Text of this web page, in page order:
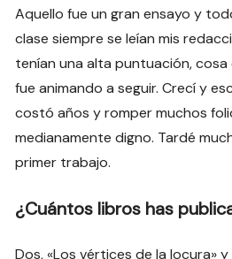
Aquello fue un gran ensayo y
clase siempre se leían mis
tenían una alta puntuación,
fue animando a seguir. Crecí y
costó años y romper muchos
medianamente digno. Tardé
primer trabajo.
¿Cuántos libros has
Dos, «Los vértices de la locura»